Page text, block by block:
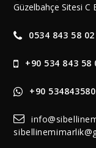
Güzelbahçe Sitesi C
0534 843 58 02
+90 534 843 58
+90